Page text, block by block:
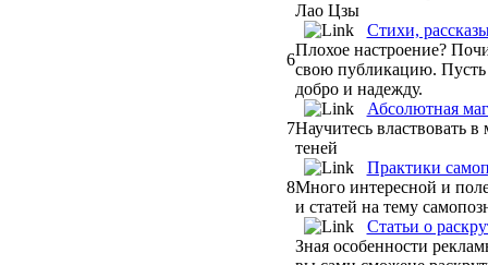
Лао Цзы
6
Стихи,
Плохое настроение?
свою публикацию. Пусть
добро и надежду.
7
Абсолютная
Научитесь властвовать
теней
8
Практики
Много интересной и
и статей на тему
Статьи о
Зная особенности